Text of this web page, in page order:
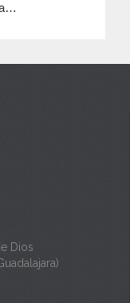
Dios